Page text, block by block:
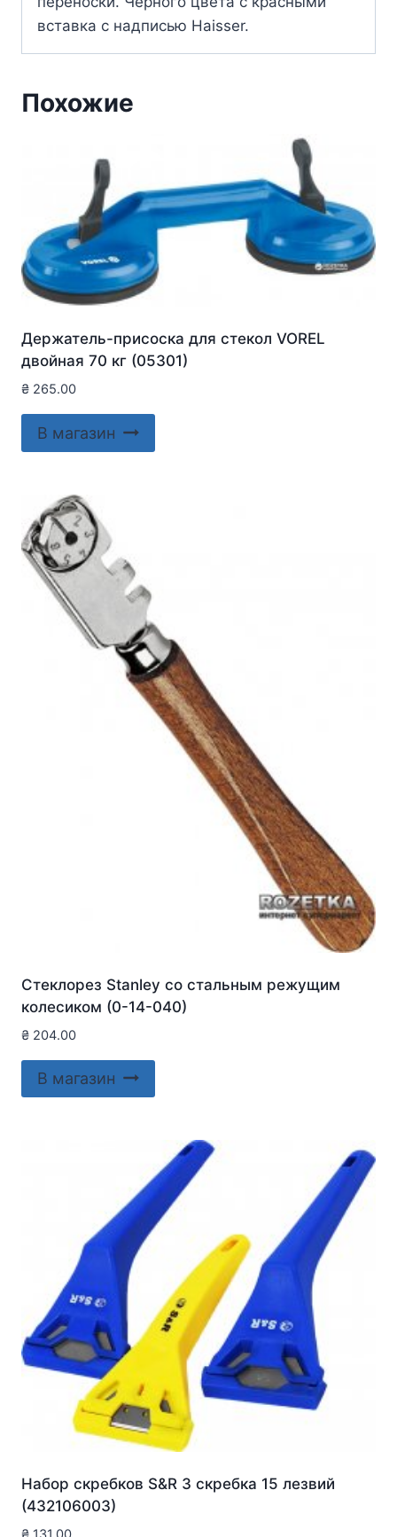
вставка c надписью Haisser.
Похожие
Держатель-присоска для стекол VOREL
двойная 70 кг (05301)
₴ 265.00
В магазин
Стеклорез Stanley со стальным режущим
колесиком (0-14-040)
₴ 204.00
В магазин
Набор скребков S&R 3 скребка 15 лезвий
(432106003)